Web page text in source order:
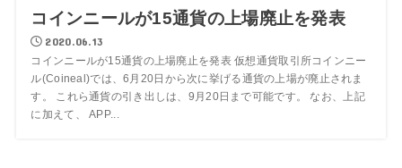
コインニールが15通貨の上場廃止を発表
2020.06.13
コインニールが15通貨の上場廃止を発表 仮想通貨取引所コインニー
ル(Coineal)では、6月20日から次に挙げる通貨の上場が廃止されま
す。 これら通貨の引き出しは、9月20日まで可能です。 なお、上記
に加えて、 APP...